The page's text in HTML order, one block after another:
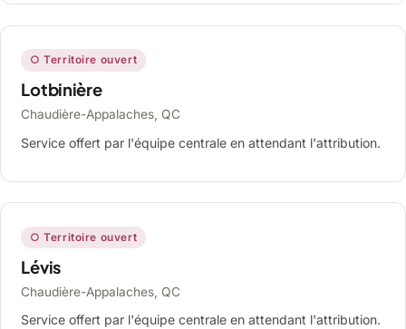
○ Territoire ouvert
Lotbinière
Chaudière-Appalaches, QC
Service offert par l'équipe centrale en attendant l'attribution.
○ Territoire ouvert
Lévis
Chaudière-Appalaches, QC
Service offert par l'équipe centrale en attendant l'attribution.